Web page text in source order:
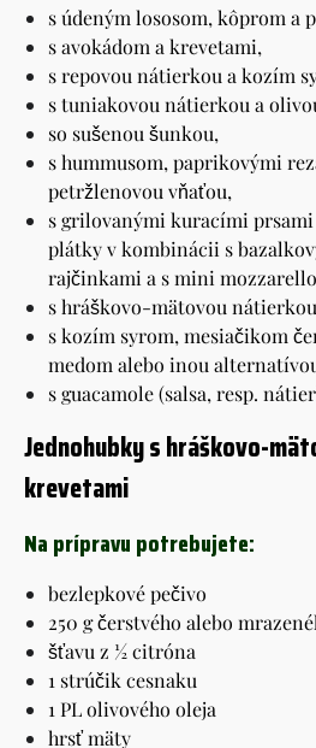
s údeným lososom, kôprom a
s avokádom a krevetami,
s repovou nátierkou a kozím
s tuniakovou nátierkou a
so sušenou šunkou,
s hummusom, paprikovými
petržlenovou vňaťou,
s grilovanými kuracími
plátky v kombinácii s
rajčinkami a s mini
s hráškovo-mätovou
s kozím syrom, mesiačikom
medom alebo inou
s guacamole (salsa, resp.
Jednohubky s hráškovo-
krevetami
Na prípravu potrebujete:
bezlepkové pečivo
250 g čerstvého alebo
šťavu z ½ citróna
1 strúčik cesnaku
1 PL olivového oleja
hrsť mäty